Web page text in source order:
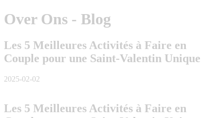
Over Ons - Blog
Les 5 Meilleures Activités à Faire en
Couple pour une Saint-Valentin Unique
2025-02-02
Les 5 Meilleures Activités à Faire en